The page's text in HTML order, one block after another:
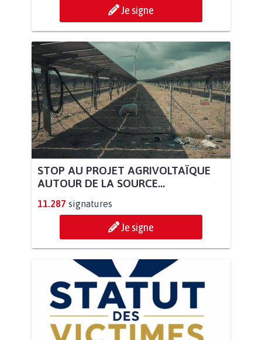
Je signe
STOP AU PROJET AGRIVOLTAÏQUE
AUTOUR DE LA SOURCE...
11.287 signatures
Je signe